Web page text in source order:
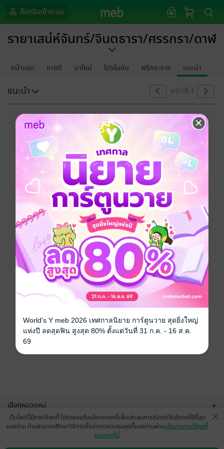
ล็อกอินเข้าระบบ
รายาเสน่ห์จันทร์/จินตธารา/ศรรกรา/ดาฬ
หน้าแรก ขายดี มาใหม่ โปรโมชัน ฟรีกระจาย แนะนำ
แนะนำ หน้าที่ 1
ขออภัยด้วยนะคะ
ไม่พบข้อมูลในหัวข้อที่คุณกำลังชมค่ะ
เลือกหมวดหมู่ +
บริการช่วยเหลือ
เว็บไซต์นี้มีการใช้คุกกี้ โปรดยอมรับนโยบายคุกกี้เพื่อประสบการณ์การใช้บริการที่ดีที่สุด
ของท่าน ท่านสามารถศึกษาวิธีการตั้งค่าการควบคุมคุกกี้ของท่านผ่านนโยบายการใช้คุกกี้
ของเราที่นี่
World's Y meb 2026 เทศกาลนิยาย การ์ตูนวาย สุดยิ่งใหญ่
แห่งปี ลดสุดฟิน สูงสุด 80% ตั้งแต่วันที่ 31 ก.ค. - 16 ส.ค.
69